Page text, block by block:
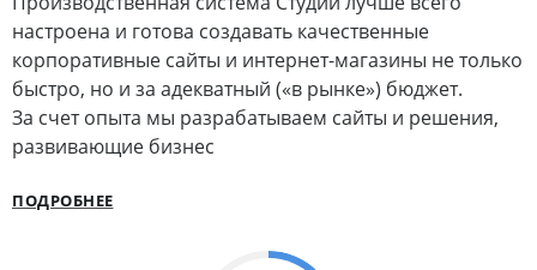
настроена и готова создавать качественные
корпоративные сайты и интернет-магазины не только
быстро, но и за адекватный («в рынке») бюджет.
За счет опыта мы разрабатываем сайты и решения,
развивающие бизнес
ПОДРОБНЕЕ